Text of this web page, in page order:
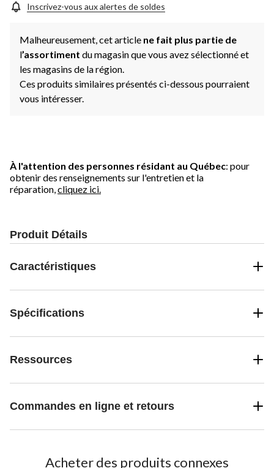
Inscrivez-vous aux alertes de soldes
Malheureusement, cet article ne fait plus partie de
l’assortiment du magasin que vous avez sélectionné et
les magasins de la région.
Ces produits similaires présentés ci-dessous pourraient
vous intéresser.
À l'attention des personnes résidant au Québec: pour
obtenir des renseignements sur l'entretien et la
réparation, cliquez ici.
Produit Détails
Caractéristiques
Spécifications
Ressources
Commandes en ligne et retours
Acheter des produits connexes